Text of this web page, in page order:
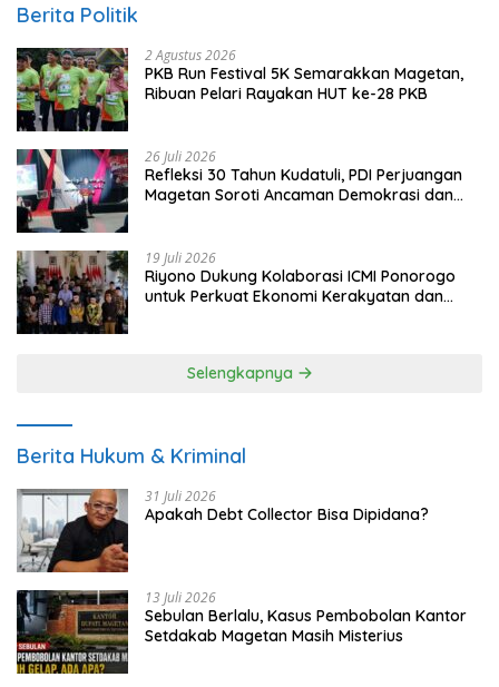
Berita Politik
2 Agustus 2026
PKB Run Festival 5K Semarakkan Magetan,
Ribuan Pelari Rayakan HUT ke-28 PKB
26 Juli 2026
Refleksi 30 Tahun Kudatuli, PDI Perjuangan
Magetan Soroti Ancaman Demokrasi dan
19 Juli 2026
Riyono Dukung Kolaborasi ICMI Ponorogo
untuk Perkuat Ekonomi Kerakyatan dan
Selengkapnya
Berita Hukum & Kriminal
31 Juli 2026
Apakah Debt Collector Bisa Dipidana?
13 Juli 2026
Sebulan Berlalu, Kasus Pembobolan Kantor
Setdakab Magetan Masih Misterius